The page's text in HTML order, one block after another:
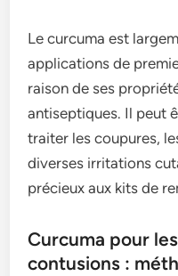
Le curcuma est
applications de
raison de ses
antiseptiques. Il peut
traiter les coupures,
diverses irritations
précieux aux kits de
Curcuma pour
contusions :